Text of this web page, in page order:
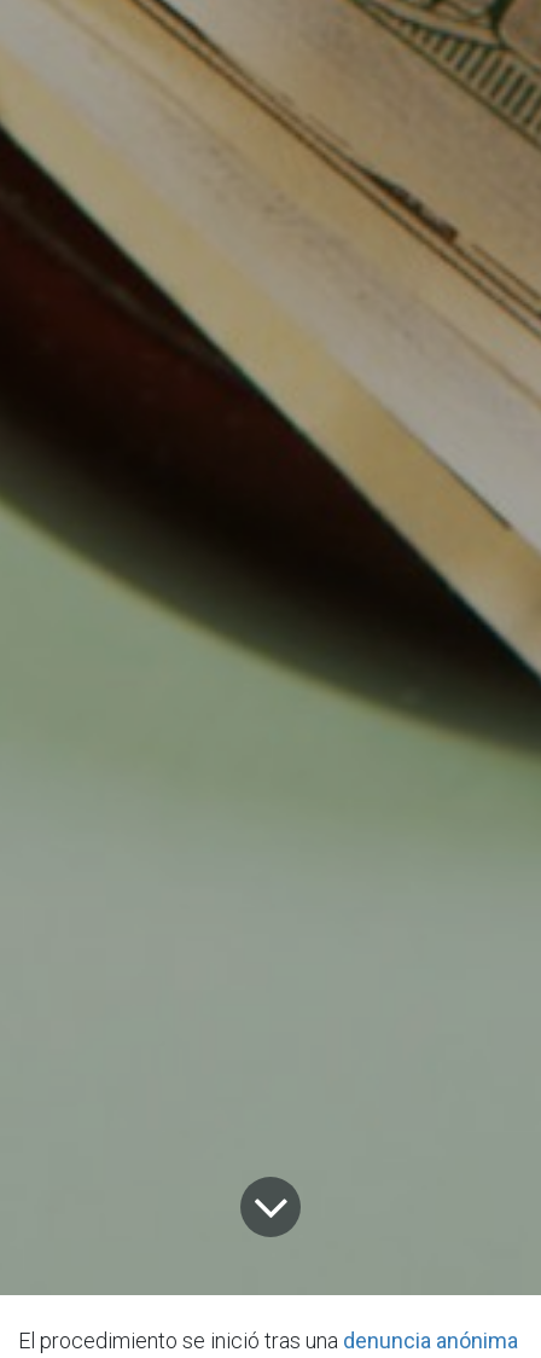
El procedimiento se inició tras una denuncia anónima